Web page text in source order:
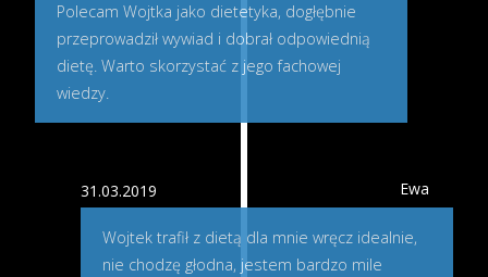
Polecam Wojtka jako dietetyka, dogłębnie
przeprowadził wywiad i dobrał odpowiednią
dietę. Warto skorzystać z jego fachowej
wiedzy.
Ewa
31.03.2019
Wojtek trafił z dietą dla mnie wręcz idealnie,
nie chodzę głodna, jestem bardzo mile